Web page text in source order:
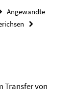
Angewandte
Transfer von